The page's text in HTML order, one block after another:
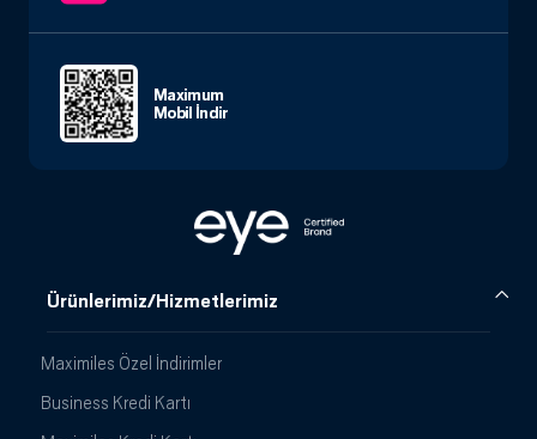
Ürünlerimiz/Hizmetlerimiz
Maximiles Özel İndirimler
Business Kredi Kartı
Maximum
Mobil İndir